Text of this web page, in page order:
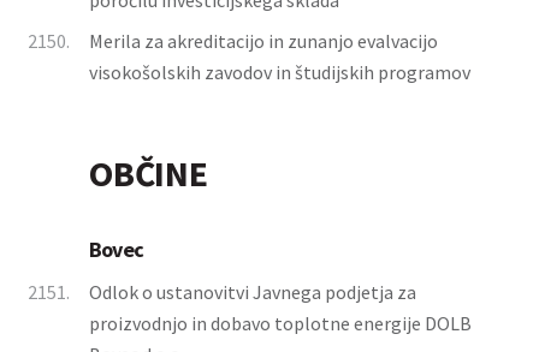
2150.
Merila za akreditacijo in zunanjo evalvacijo
visokošolskih zavodov in študijskih programov
OBČINE
Bovec
2151.
Odlok o ustanovitvi Javnega podjetja za
proizvodnjo in dobavo toplotne energije DOLB